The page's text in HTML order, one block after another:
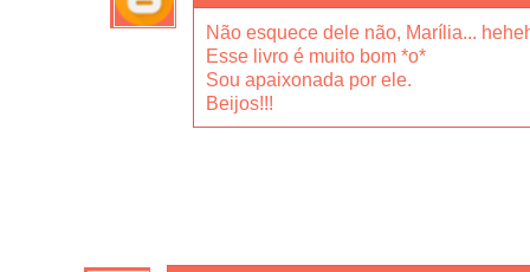
Não esquece dele não, Marília...
Esse livro é muito bom *o*
Sou apaixonada por ele.
Beijos!!!